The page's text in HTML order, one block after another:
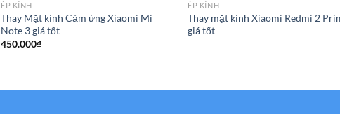
ÉP KÍNH
Thay Mặt kính Cảm ứng Xiaomi Mi
Note 3 giá tốt
450.000₫
ÉP KÍNH
Thay mặt kính Xiaomi Redmi 2
giá tốt